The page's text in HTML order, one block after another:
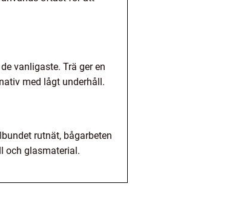
vanligaste. Trä ger en
med lågt underhåll.
rutnät, bågarbeten
och glasmaterial.